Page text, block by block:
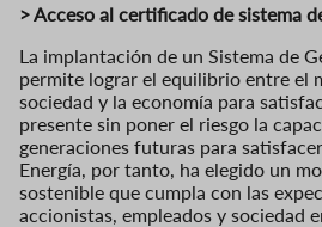
> Acceso al certificado de sistema
La implantación de un Sistema de
permite lograr el equilibrio entre el
sociedad y la economía para
presente sin poner el riesgo la
generaciones futuras para
Energía, por tanto, ha elegido un
sostenible que cumpla con las
accionistas, empleados y sociedad